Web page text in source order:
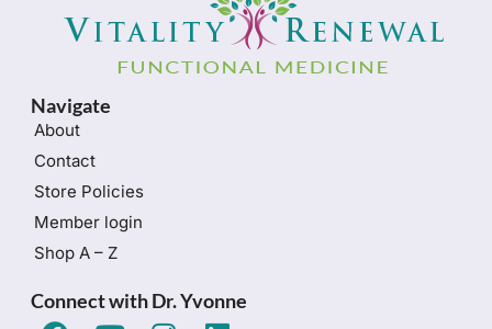
Navigate
About
Contact
Store Policies
Member login
Shop A – Z
Connect with Dr. Yvonne